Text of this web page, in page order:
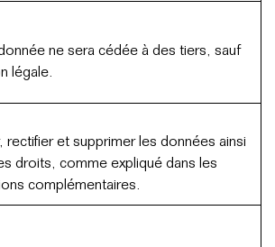
ne sera cédée à des tiers, sauf
légale.
rectifier et supprimer les données ainsi
droits, comme expliqué dans les
complémentaires.